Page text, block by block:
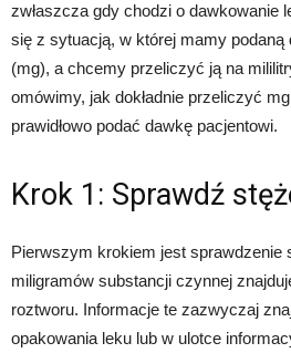
zwłaszcza gdy chodzi o dawkowanie
się z sytuacją, w której mamy
(mg), a chcemy przeliczyć ją na
omówimy, jak dokładnie przeliczyć
prawidłowo podać dawkę pacjentowi.
Krok 1: Sprawdź
Pierwszym krokiem jest sprawdzenie
miligramów substancji czynnej
roztworu. Informacje te zazwyczaj
opakowania leku lub w ulotce